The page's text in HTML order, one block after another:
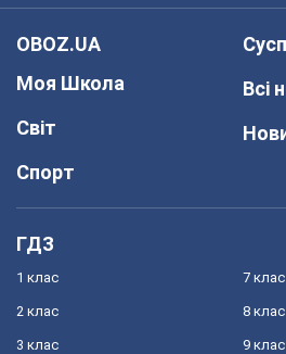
OBOZ.UA
Моя Школа
Світ
Спорт
Всі
ГДЗ
1 клас
2 клас
3 клас
7 клас
8 клас
9 клас